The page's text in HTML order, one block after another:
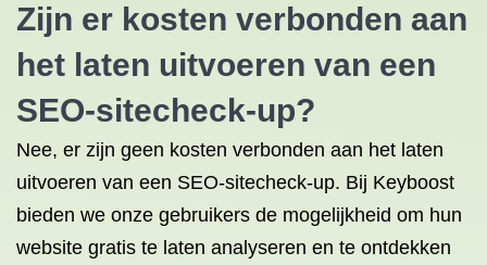
Zijn er kosten verbonden aan
het laten uitvoeren van een
SEO-sitecheck-up?
Nee, er zijn geen kosten verbonden aan het laten
uitvoeren van een SEO-sitecheck-up. Bij Keyboost
bieden we onze gebruikers de mogelijkheid om hun
website gratis te laten analyseren en te ontdekken